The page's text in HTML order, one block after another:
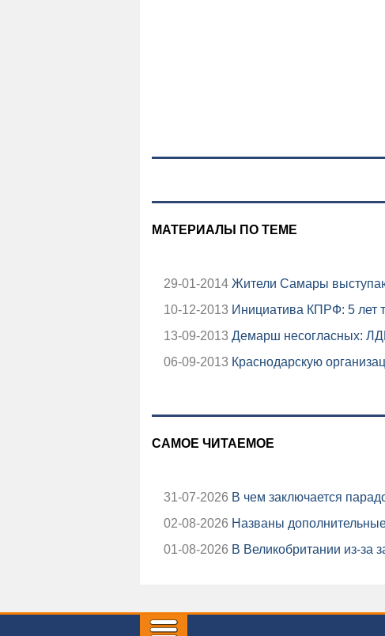
МАТЕРИАЛЫ ПО ТЕМЕ
29-01-2014 Жители Самары
10-12-2013 Инициатива КПРФ: 5 лет
13-09-2013 Демарш несогласных:
06-09-2013 Краснодарскую
САМОЕ ЧИТАЕМОЕ
31-07-2026 В чем заключается
02-08-2026 Названы
01-08-2026 В Великобритании из-за